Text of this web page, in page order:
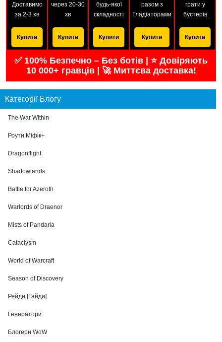
Доставимо
за 2-3 хв
Купити
через 20-30
хв
Купити
будь-якої
складності
Купити
разом з
Гладіаторами
Купити
грати у
бустерів
Купити
✅ 100% Безпечно – Без ботів | ⭐ Довіряють
10 000+ гравців | 🚀 Миттєва доставка!
Категорії Блогу
The War Within
Роути Міфік+
Dragonflight
Shadowlands
Battle for Azeroth
Warlords of Draenor
Mists of Pandaria
Cataclysm
World of Warcraft
Season of Discovery
Рейди [Гайди]
Генератори
Блогери WoW